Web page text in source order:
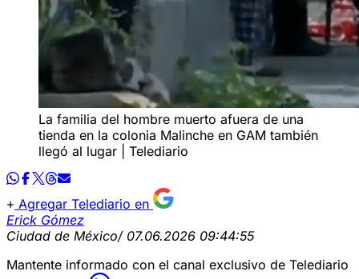
La familia del hombre muerto afuera de una
tienda en la colonia Malinche en GAM también
llegó al lugar | Telediario
Agregar Telediario en
Erick Gómez
Ciudad de México/ 07.06.2026 09:44:55
Mantente informado con el canal exclusivo de Telediario